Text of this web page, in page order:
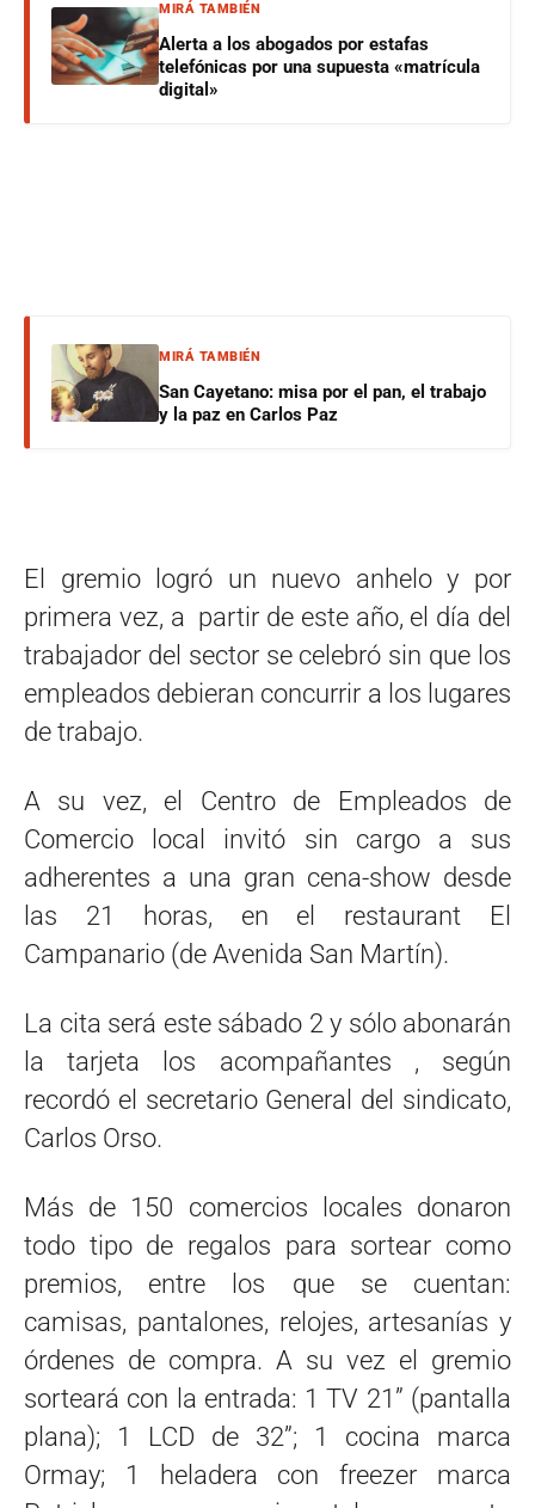
MIRÁ TAMBIÉN
Alerta a los abogados por estafas
telefónicas por una supuesta «matrícula
digital»
MIRÁ TAMBIÉN
San Cayetano: misa por el pan, el trabajo
y la paz en Carlos Paz
El gremio logró un nuevo anhelo y por
primera vez, a partir de este año, el día del
trabajador del sector se celebró sin que los
empleados debieran concurrir a los lugares
de trabajo.
A su vez, el Centro de Empleados de
Comercio local invitó sin cargo a sus
adherentes a una gran cena-show desde
las 21 horas, en el restaurant El
Campanario (de Avenida San Martín).
La cita será este sábado 2 y sólo abonarán
la tarjeta los acompañantes , según
recordó el secretario General del sindicato,
Carlos Orso.
Más de 150 comercios locales donaron
todo tipo de regalos para sortear como
premios, entre los que se cuentan:
camisas, pantalones, relojes, artesanías y
órdenes de compra. A su vez el gremio
sorteará con la entrada: 1 TV 21” (pantalla
plana); 1 LCD de 32”; 1 cocina marca
Ormay; 1 heladera con freezer marca